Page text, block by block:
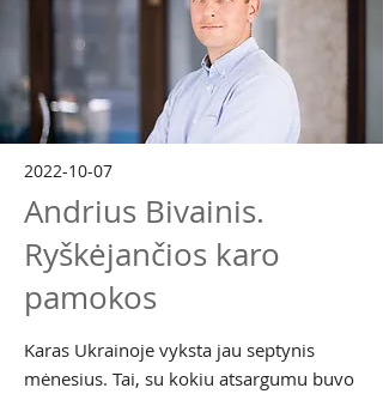
2022-10-07
Andrius Bivainis.
Ryškėjančios karo
pamokos
Karas Ukrainoje vyksta jau septynis
mėnesius. Tai, su kokiu atsargumu buvo